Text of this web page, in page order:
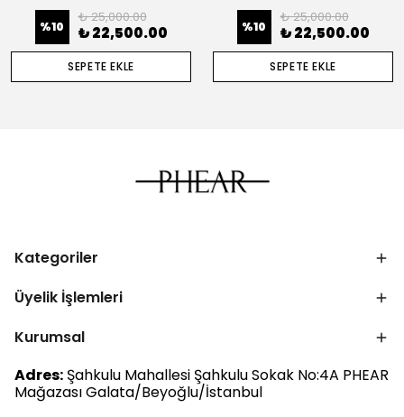
%10
₺ 25,000.00
₺ 22,500.00
SEPETE EKLE
%10
₺ 25,000.00
₺ 22,500.00
SEPETE EKLE
Kategoriler
Üyelik İşlemleri
Kurumsal
Adres: Şahkulu Mahallesi Şahkulu Sokak No:4A PHEAR
Mağazası Galata/Beyoğlu/İstanbul